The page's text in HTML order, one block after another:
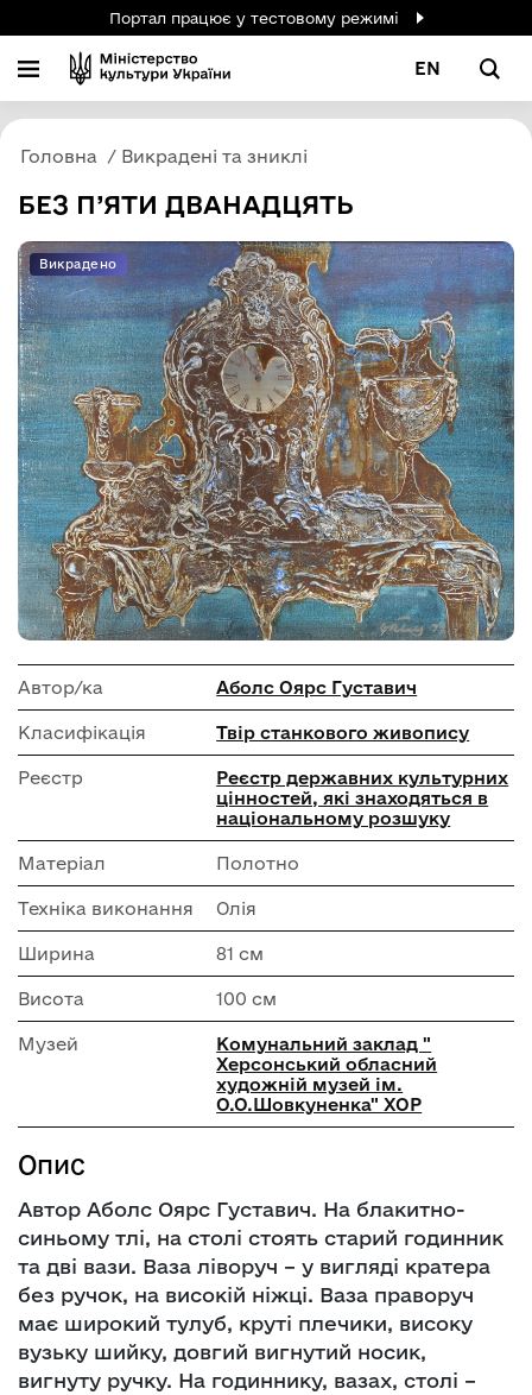
Портал працює у тестовому режимі
EN
Головна Викрадені та зниклі
БЕЗ П’ЯТИ ДВАНАДЦЯТЬ
Автор/ка Аболс Оярс Густавич
Класифікація Твір станкового живопису
Реєстр
Реєстр державних культурних
цінностей, які знаходяться в
національному розшуку
Матеріал Полотно
Техніка виконання Олія
Ширина 81 см
Висота 100 см
Музей
Комунальний заклад "
Херсонський обласний
художній музей ім.
О.О.Шовкуненка" ХОР
Опис
Автор Аболс Оярс Густавич. На блакитно-
синьому тлі, на столі стоять старий годинник
та дві вази. Ваза ліворуч – у вигляді кратера
без ручок, на високій ніжці. Ваза праворуч
має широкий тулуб, круті плечики, високу
вузьку шийку, довгий вигнутий носик,
вигнуту ручку. На годиннику, вазах, столі –
Викрадено